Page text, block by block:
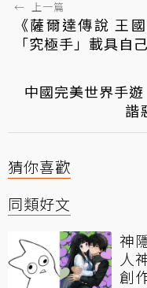
← 上一篇
《薩爾達傳說 王
「究極手」載具自
中國完美世界手
諧
猜你喜歡
同類好文
神
人
創